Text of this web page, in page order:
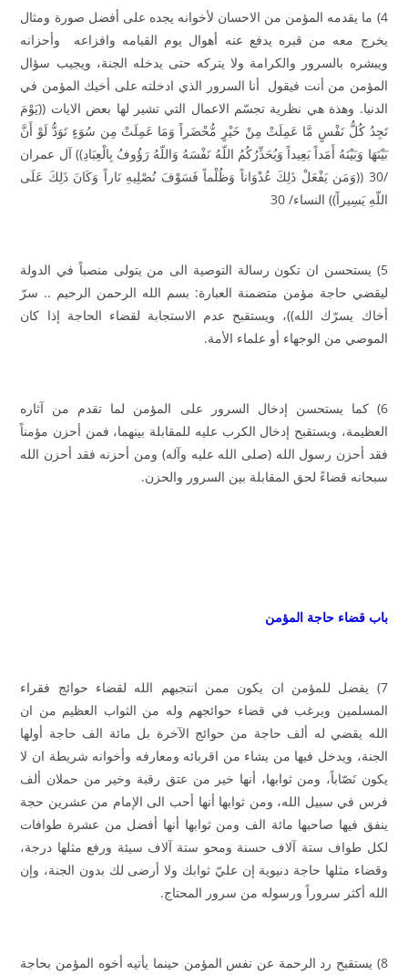
4) ما يقدمه المؤمن من الاحسان لأخوانه يجده على أفضل صورة ومثال
يخرج معه من قبره يدفع عنه أهوال يوم القيامه وافزاعه وأحزانه
ويبشره بالسرور والكرامة ولا يتركه حتى يدخله الجنة، ويجيب سؤال
المؤمن من أنت فيقول أنا السرور الذي ادخلته على أخيك المؤمن في
الدنيا. وهذة هي نظرية تجسّم الاعمال التي تشير لها بعض الايات ((يَوْمَ
تَجِدُ كُلُّ نَفْسٍ مَّا عَمِلَتْ مِنْ خَيْرٍ مُّحْضَراً وَمَا عَمِلَتْ مِن سُوَءٍ تَوَدُّ لَوْ أَنَّ
بَيْنَهَا وَبَيْنَهُ أَمَداً بَعِيداً وَيُحَذِّرُكُمُ اللّهُ نَفْسَهُ وَاللّهُ رَؤُوفُ بِالْعِبَادِ)) آل عمران
/30 ((وَمَن يَفْعَلْ ذَلِكَ عُدْوَاناً وَظُلْماً فَسَوْفَ نُصْلِيهِ نَاراً وَكَانَ ذَلِكَ عَلَى
اللّهِ يَسِيراً)) النساء/ 30
5) يستحسن ان تكون رسالة التوصية الى من يتولى منصباً في الدولة
ليقضي حاجة مؤمن متضمنة العبارة: بسم الله الرحمن الرحيم .. سرّ
أخاك يسرّك الله))، ويستقبح عدم الاستجابة لقضاء الحاجة إذا كان
الموصي من الوجهاء أو علماء الأمة.
6) كما يستحسن إدخال السرور على المؤمن لما تقدم من آثاره
العظيمة، ويستقبح إدخال الكرب عليه للمقابلة بينهما، فمن أحزن مؤمناً
فقد أحزن رسول الله (صلى الله عليه وآله) ومن أحزنه فقد أحزن الله
سبحانه قضاءً لحق المقابلة بين السرور والحزن.
باب قضاء حاجة المؤمن
7) يفضل للمؤمن ان يكون ممن انتجبهم الله لقضاء حوائج فقراء
المسلمين ويرغب في قضاء حوائجهم وله من الثواب العظيم من ان
الله يقضي له ألف حاجة من حوائج الآخرة بل مائة الف حاجة أولها
الجنة، ويدخل فيها من يشاء من اقربائه ومعارفه وأخوانه شريطة ان لا
يكون نَصّاباً، ومن ثوابها، أنها خير من عتق رقبة وخير من حملان ألف
فرس في سبيل الله، ومن ثوابها أنها أحب الى الإمام من عشرين حجة
ينفق فيها صاحبها مائة الف ومن ثوابها أنها أفضل من عشرة طوافات
لكل طواف ستة آلاف حسنة ومحو ستة آلاف سيئة ورفع مثلها درجة،
وقضاء مثلها حاجة دنيوية إن عليّ ثوابك ولا أرضى لك بدون الجنة، وإن
الله أكثر سروراً ورسوله من سرور المحتاج.
8) يستقبح رد الرحمة عن نفس المؤمن حينما يأتيه أخوه المؤمن بحاجة